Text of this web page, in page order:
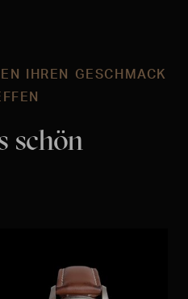
IHREN GESCHMACK
schön